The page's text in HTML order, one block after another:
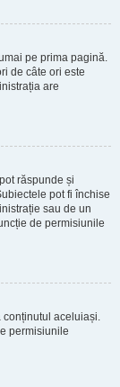
pe prima pagină.
de câte ori este
are
răspunde și
pot fi închise
sau de un
de permisiunile
aceluiași.
permisiunile